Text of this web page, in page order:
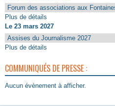
Forum des associations aux
Plus de détails
Le 23 mars 2027
Assises du Journalisme 2027
Plus de détails
COMMUNIQUÉS DE PRESSE :
Aucun évènement à afficher.